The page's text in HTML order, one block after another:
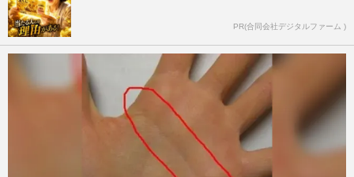
PR(合同会社デジタルファーム )